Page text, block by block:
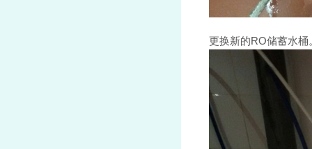
更换新的RO储蓄水桶